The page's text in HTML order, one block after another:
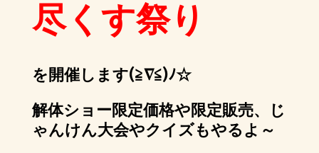
尽くす祭り
を開催します(≧∇≦)ﾉ☆
解体ショー限定価格や限定販売、じ
ゃんけん大会やクイズもやるよ～